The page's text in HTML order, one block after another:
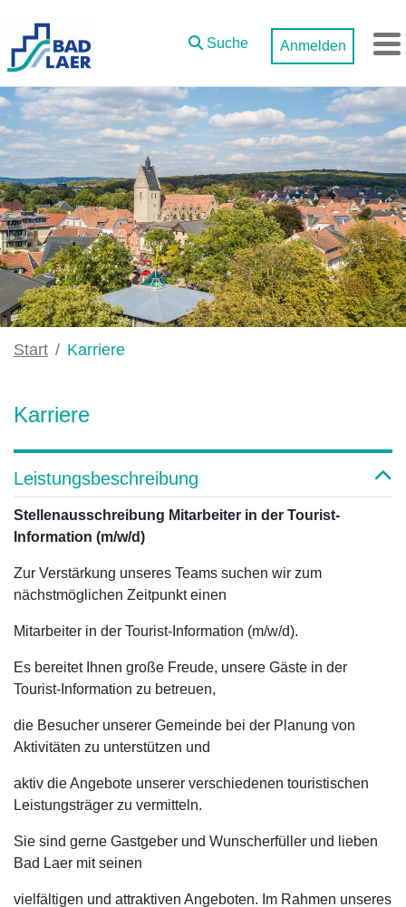
Suche Anmelden
Start Karriere
Karriere
Leistungsbeschreibung
Stellenausschreibung Mitarbeiter in der Tourist-
Information (m/w/d)
Zur Verstärkung unseres Teams suchen wir zum
nächstmöglichen Zeitpunkt einen
Mitarbeiter in der Tourist-Information (m/w/d).
Es bereitet Ihnen große Freude, unsere Gäste in der
Tourist-Information zu betreuen,
die Besucher unserer Gemeinde bei der Planung von
Aktivitäten zu unterstützen und
aktiv die Angebote unserer verschiedenen touristischen
Leistungsträger zu vermitteln.
Sie sind gerne Gastgeber und Wunscherfüller und lieben
Bad Laer mit seinen
vielfältigen und attraktiven Angeboten. Im Rahmen unseres